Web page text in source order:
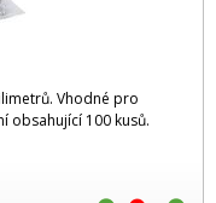
Vhodné pro
obsahující 100 kusů.